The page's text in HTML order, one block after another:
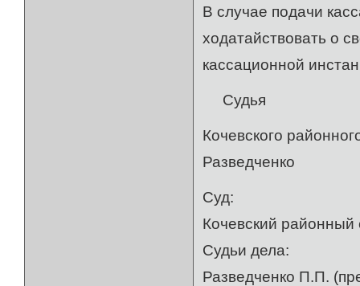
В случае подачи
ходатайствовать о
кассационной
Судья
Разведченко
Суд:
Кочевский районный
Судьи дела:
Разведченко П.П.